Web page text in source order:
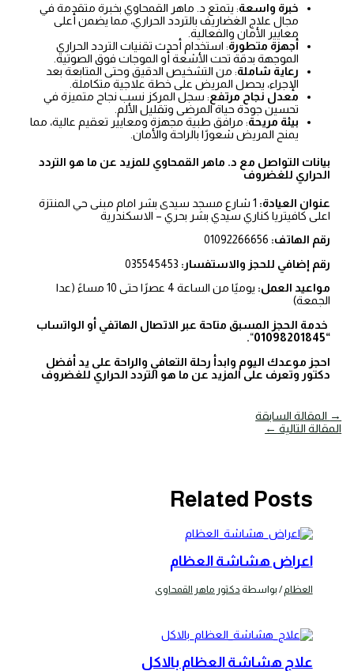
خبرة واسعة: يتمتع د. ماهر القمحاوي بخبرة متقدمة في
مجال علاج الغضاريف بالتردد الحراري، مما يضمن أعلى
معايير الأمان والفعالية.
أجهزة متطورة: استخدام أحدث تقنيات التردد الحراري
الموجهة بدقة تحت الأشعة أو الموجات فوق الصوتية.
رعاية شاملة: من التشخيص الدقيق وحتى المتابعة بعد
الإجراء، يحصل المريض على خطة علاجية متكاملة.
معدل نجاح مرتفع: سجل المركز نسب نجاح متميزة في
تحسين جودة حياة المرضى وتقليل الألم.
بيئة مريحة: مرافق طبية مجهزة ومعايير تعقيم عالية، مما
يمنح المريض شعورًا بالراحة والأمان.
بيانات التواصل مع د. ماهر القمحاوي للمزيد عن ما هو التردد
الحراري للغضروف
عنوان العيادة:
1 شارع مسجد سيدى بشر امام مبنى حي المنتزة
اعلى كافيتريا كناري سيدي بشر بحري – الاسكندرية
رقم الهاتف:
رقم إضافي للحجز والاستفسار:
مواعيد العمل:
يوميًا من الساعة 4 عصرًا حتى 10 مساءً (عدا
الجمعة)
خدمة الحجز المسبق متاحة عبر الاتصال الهاتفي أو الواتساب
“01098201845
“
.
احجز موعدك اليوم وابدأ رحلة التعافي والراحة على يد أفضل
دكتور وتعرف على المزيد عن ما هو التردد الحراري للغضروف
→ المقالة السابقة
المقالة التالية ←
Related Posts
اعراض هشاشة العظام
العظام/ بواسطة دكتور ماهر القمحاوى
علاج هشاشة العظام بالاكل